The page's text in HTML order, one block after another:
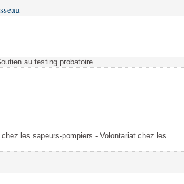
au testing probatoire
les sapeurs-pompiers - Volontariat chez les